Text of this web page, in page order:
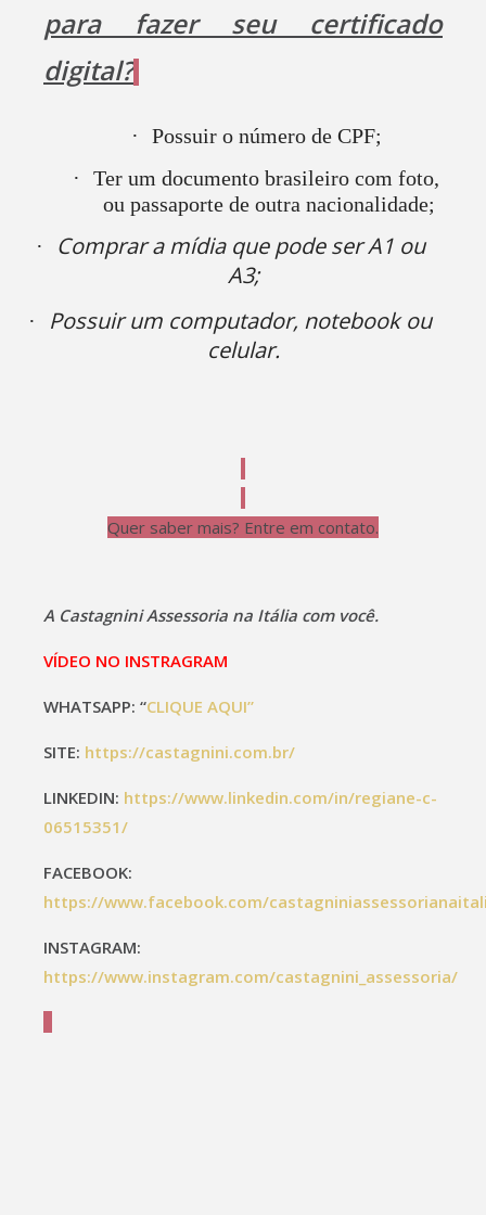
para fazer seu certificado
digital?
·
Possuir o número de CPF;
·
Ter um documento brasileiro com foto,
ou passaporte de outra nacionalidade;
·
Comprar a mídia que pode ser A1 ou
A3;
·
Possuir um computador, notebook ou
celular.
Quer saber mais? Entre em contato.
A CastagniniAssessoria na Itália com você.
VÍDEO NO INSTRAGRAM
WHATSAPP: “CLIQUE AQUI”
SITE: https://castagnini.com.br/
LINKEDIN: https://www.linkedin.com/in/regiane-c-
06515351/
FACEBOOK:
https://www.facebook.com/
INSTAGRAM:
https://www.instagram.com/castagnini_assessoria/